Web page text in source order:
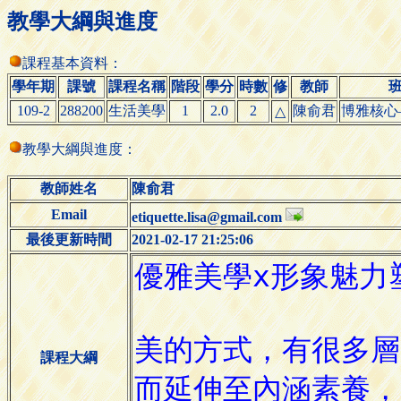
教學大綱與進度
課程基本資料：
學年期
課號 課程名稱 階段 學分 時數 修 教師
109-2
288200 生活美學 1 2.0 2 △ 陳俞君 博雅核
教學大綱與進度：
教師姓名
陳俞君
Email
etiquette.lisa@gmail.com
最後更新時間
2021-02-17 21:25:06
課程大綱